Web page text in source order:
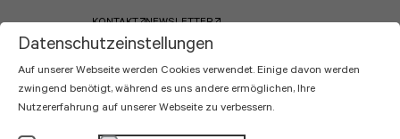
KONTAKT NEWSLETTER
Datenschutzeinstellungen
Auf unserer Webseite werden Cookies verwendet. Einige davon werden
zwingend benötigt, während es uns andere ermöglichen, Ihre
Nutzererfahrung auf unserer Webseite zu verbessern.